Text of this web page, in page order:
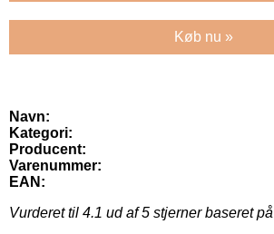
Køb nu »
Navn:
Kategori:
Producent:
Varenummer:
EAN:
Vurderet til 4.1 ud af 5 stjerner baseret på